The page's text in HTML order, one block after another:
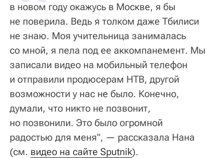
в новом году окажусь в Москве, я бы
не поверила. Ведь я толком даже Тбилиси
не знаю. Моя учительница занималась
со мной, я пела под ее аккомпанемент. Мы
записали видео на мобильный телефон
и отправили продюсерам НТВ, другой
возможности у нас не было. Конечно,
думали, что никто не позвонит,
но позвонили. Это было огромной
радостью для меня", — рассказала Нана
(см. видео на сайте Sputnik).